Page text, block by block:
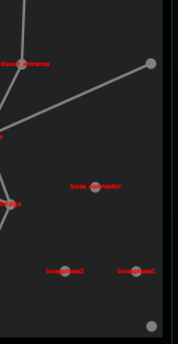
bridge
bossphase1
boss_connector
bossphase2